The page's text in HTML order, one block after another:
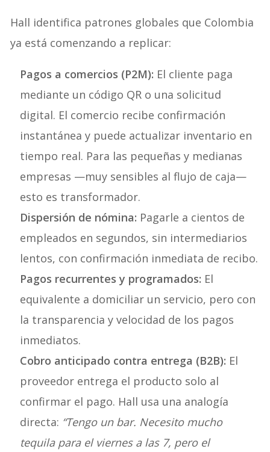
Hall identifica patrones globales que Colombia
ya está comenzando a replicar:
Pagos a comercios (P2M): El cliente paga
mediante un código QR o una solicitud
digital. El comercio recibe confirmación
instantánea y puede actualizar inventario en
tiempo real. Para las pequeñas y medianas
empresas —muy sensibles al flujo de caja—
esto es transformador.
Dispersión de nómina: Pagarle a cientos de
empleados en segundos, sin intermediarios
lentos, con confirmación inmediata de recibo.
Pagos recurrentes y programados: El
equivalente a domiciliar un servicio, pero con
la transparencia y velocidad de los pagos
inmediatos.
Cobro anticipado contra entrega (B2B): El
proveedor entrega el producto solo al
confirmar el pago. Hall usa una analogía
directa: “Tengo un bar. Necesito mucho
tequila para el viernes a las 7, pero el